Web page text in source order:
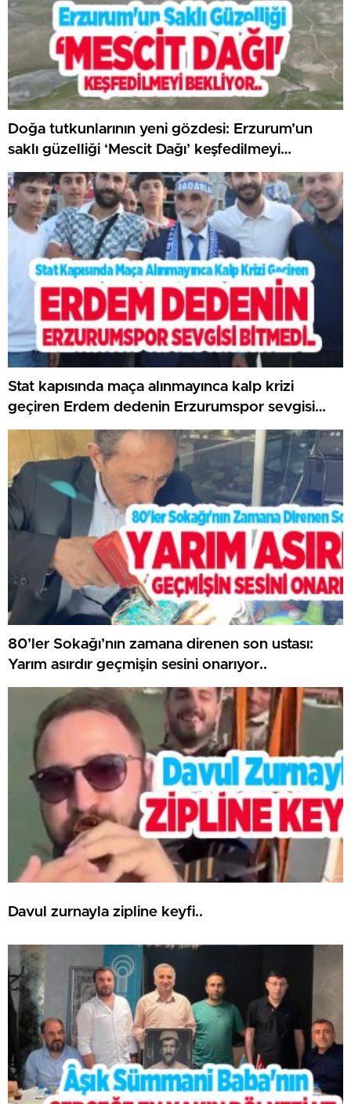
Doğa tutkunlarının yeni gözdesi: Erzurum’un
saklı güzelliği ‘Mescit Dağı’ keşfedilmeyi
bekliyor..
Stat kapısında maça alınmayınca kalp krizi
geçiren Erdem dedenin Erzurumspor sevgisi
bitmedi…
80’ler Sokağı’nın zamana direnen son ustası:
Yarım asırdır geçmişin sesini onarıyor..
Davul zurnayla zipline keyfi..